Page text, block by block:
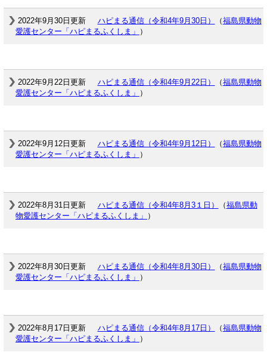
2022年9月30日更新 ハピまる通信（令和4年9月30日） （福島県動物
愛護センター「ハピまるふくしま」 ）
2022年9月22日更新 ハピまる通信（令和4年9月22日） （福島県動物
愛護センター「ハピまるふくしま」 ）
2022年9月12日更新 ハピまる通信（令和4年9月12日） （福島県動物
愛護センター「ハピまるふくしま」 ）
2022年8月31日更新 ハピまる通信（令和4年8月3１日） （福島県動
物愛護センター「ハピまるふくしま」 ）
2022年8月30日更新 ハピまる通信（令和4年8月30日） （福島県動物
愛護センター「ハピまるふくしま」 ）
2022年8月17日更新 ハピまる通信（令和4年8月17日） （福島県動物
愛護センター「ハピまるふくしま」 ）